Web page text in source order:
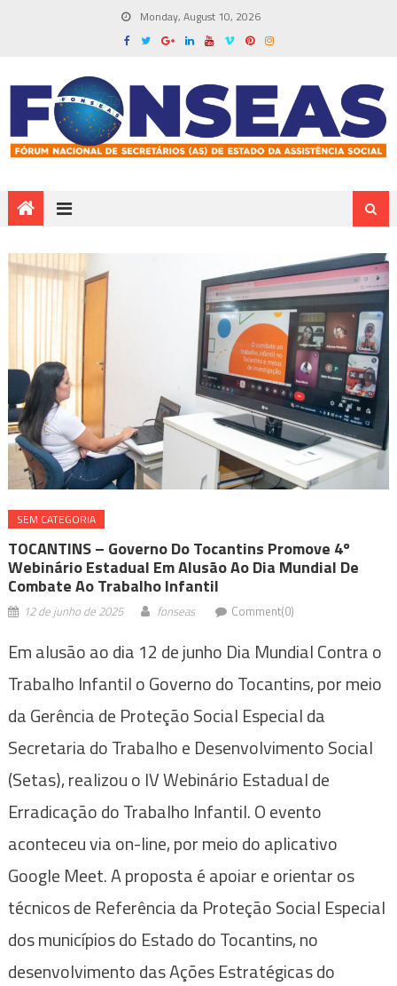
Monday, August 10, 2026
SEM CATEGORIA
TOCANTINS – Governo Do Tocantins Promove 4º
Webinário Estadual Em Alusão Ao Dia Mundial De
Combate Ao Trabalho Infantil
12 de junho de 2025 fonseas Comment(0)
Em alusão ao dia 12 de junho Dia Mundial Contra o
Trabalho Infantil o Governo do Tocantins, por meio
da Gerência de Proteção Social Especial da
Secretaria do Trabalho e Desenvolvimento Social
(Setas), realizou o IV Webinário Estadual de
Erradicação do Trabalho Infantil. O evento
aconteceu via on-line, por meio do aplicativo
Google Meet. A proposta é apoiar e orientar os
técnicos de Referência da Proteção Social Especial
dos municípios do Estado do Tocantins, no
desenvolvimento das Ações Estratégicas do